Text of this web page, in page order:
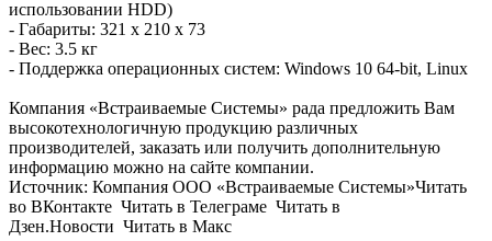
использовании HDD)
- Габариты: 321 x 210 x 73
- Вес: 3.5 кг
- Поддержка операционных систем: Windows 10 64-bit, Linux
Компания «Встраиваемые Cистемы» рада предложить Вам
высокотехнологичную продукцию различных
производителей, заказать или получить дополнительную
информацию можно на сайте компании.
Источник: Компания ООО «Встраиваемые Системы»Читать
во ВКонтакте Читать в Телеграме Читать в
Дзен.Новости Читать в Макс